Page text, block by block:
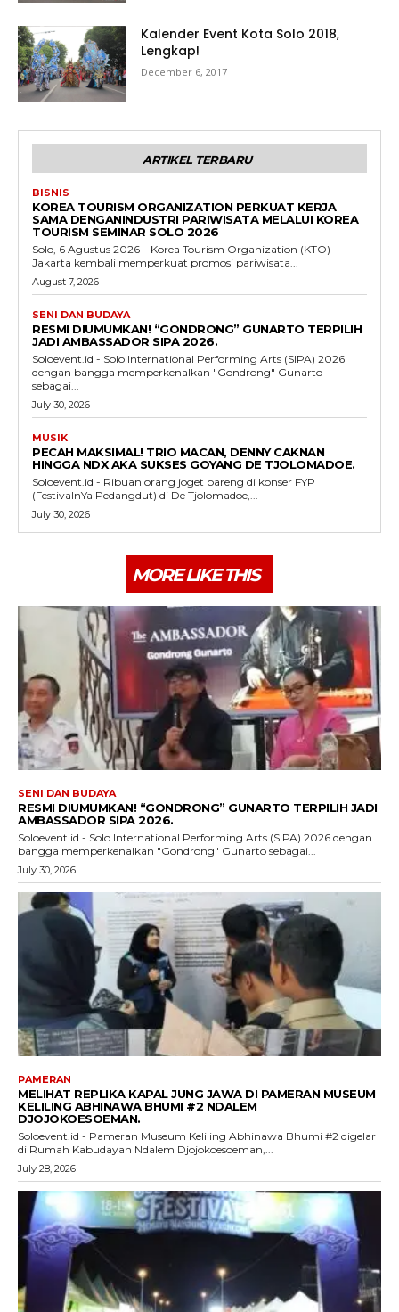
Kalender Event Kota Solo 2018,
Lengkap!
December 6, 2017
ARTIKEL TERBARU
BISNIS
KOREA TOURISM ORGANIZATION PERKUAT KERJA
SAMA DENGANINDUSTRI PARIWISATA MELALUI KOREA
TOURISM SEMINAR SOLO 2026
Solo, 6 Agustus 2026 – Korea Tourism Organization (KTO)
Jakarta kembali memperkuat promosi pariwisata...
August 7, 2026
SENI DAN BUDAYA
RESMI DIUMUMKAN! “GONDRONG” GUNARTO TERPILIH
JADI AMBASSADOR SIPA 2026.
Soloevent.id - Solo International Performing Arts (SIPA) 2026
dengan bangga memperkenalkan "Gondrong" Gunarto
sebagai...
July 30, 2026
MUSIK
PECAH MAKSIMAL! TRIO MACAN, DENNY CAKNAN
HINGGA NDX AKA SUKSES GOYANG DE TJOLOMADOE.
Soloevent.id - Ribuan orang joget bareng di konser FYP
(FestivalnYa Pedangdut) di De Tjolomadoe,...
July 30, 2026
MORE LIKE THIS
SENI DAN BUDAYA
RESMI DIUMUMKAN! “GONDRONG” GUNARTO TERPILIH JADI
AMBASSADOR SIPA 2026.
Soloevent.id - Solo International Performing Arts (SIPA) 2026 dengan
bangga memperkenalkan "Gondrong" Gunarto sebagai...
July 30, 2026
PAMERAN
MELIHAT REPLIKA KAPAL JUNG JAWA DI PAMERAN MUSEUM
KELILING ABHINAWA BHUMI #2 NDALEM
DJOJOKOESOEMAN.
Soloevent.id - Pameran Museum Keliling Abhinawa Bhumi #2 digelar
di Rumah Kabudayan Ndalem Djojokoesoeman,...
July 28, 2026